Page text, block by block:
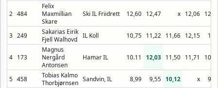
2 484
Felix
Maxmillian
Skare
Ski IL Friidrett 12,60 12,47 x 12,06
3 249
Sakarias Eirik
Fjell Walhovd
IL Koll 10,75 11,22 11,66 12,15
4 173
Magnus
Nergård
Antonsen
Hamar IL 10.11 12,03 11,50 11,71
5 458
Tobias Kalmo
Thorbjørnsen Sandvin, IL 8,99 9,55 10,12 x